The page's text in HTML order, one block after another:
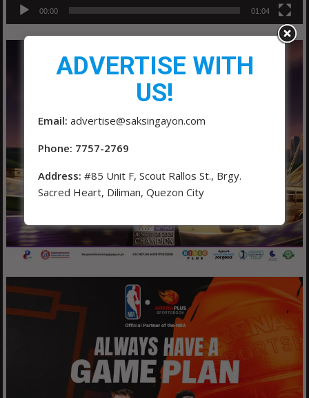
00:00 01:04
ADVERTISE WITH
US!
Email: advertise@saksingayon.com
Phone: 7757-2769
Address: #85 Unit F, Scout Rallos St., Brgy.
Sacred Heart, Diliman, Quezon City